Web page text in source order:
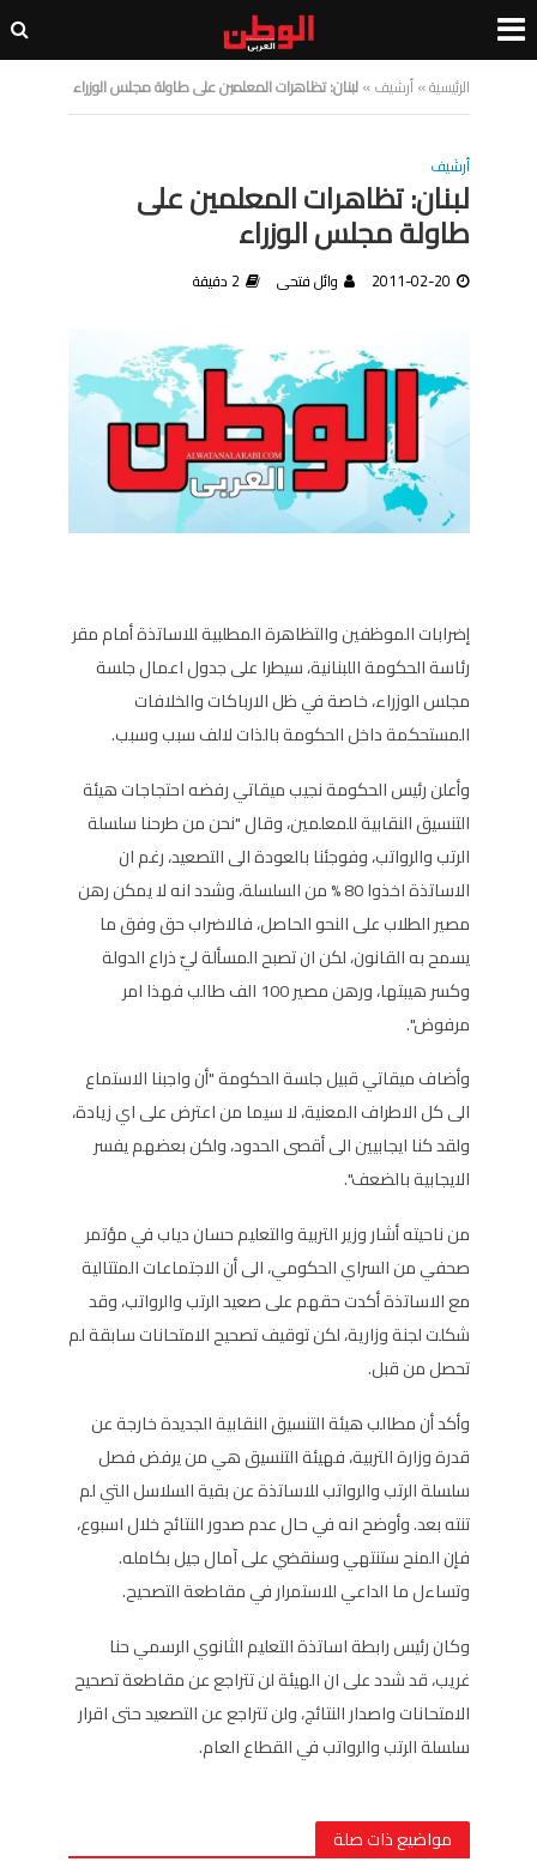
الرئيسية»أرشيف»لبنان: تظاهرات المعلمين على طاولة مجلس الوزراء
أرشيف
لبنان: تظاهرات المعلمين على
طاولة مجلس الوزراء
2011-02-20 وائل فتحى 2 دقيقة
إضرابات الموظفين والتظاهرة المطلبية للاساتذة أمام مقر
رئاسة الحكومة اللبنانية، سيطرا على جدول اعمال جلسة
مجلس الوزراء، خاصة في ظل الارباكات والخلافات
المستحكمة داخل الحكومة بالذات لالف سبب وسبب.
وأعلن رئيس الحكومة نجيب ميقاتي رفضه احتجاجات هيئة
التنسيق النقابية للمعلمين، وقال "نحن من طرحنا سلسلة
الرتب والرواتب، وفوجئنا بالعودة الى التصعيد، رغم ان
الاساتذة اخذوا 80 % من السلسلة، وشدد انه لا يمكن رهن
مصير الطلاب على النحو الحاصل، فالاضراب حق وفق ما
يسمح به القانون، لكن ان تصبح المسألة ليّ ذراع الدولة
وكسر هيبتها، ورهن مصير 100 الف طالب فهذا امر
مرفوض".
وأضاف ميقاتي قبيل جلسة الحكومة "أن واجبنا الاستماع
الى كل الاطراف المعنية، لا سيما من اعترض على اي زيادة،
ولقد كنا ايجابيين الى أقصى الحدود، ولكن بعضهم يفسر
الايجابية بالضعف".
من ناحيته أشار وزير التربية والتعليم حسان دياب في مؤتمر
صحفي من السراي الحكومي، الى أن الاجتماعات المتتالية
مع الاساتذة أكدت حقهم على صعيد الرتب والرواتب، وقد
شكلت لجنة وزارية، لكن توقيف تصحيح الامتحانات سابقة لم
تحصل من قبل.
وأكد أن مطالب هيئة التنسيق النقابية الجديدة خارجة عن
قدرة وزارة التربية، فهيئة التنسيق هي من يرفض فصل
سلسلة الرتب والرواتب للاساتذة عن بقية السلاسل التي لم
تنته بعد. وأوضح انه في حال عدم صدور النتائج خلال اسبوع،
فإن المنح ستنتهي وسنقضي على آمال جيل بكامله.
وتساءل ما الداعي للاستمرار في مقاطعة التصحيح.
وكان رئيس رابطة اساتذة التعليم الثانوي الرسمي حنا
غريب، قد شدد على ان الهيئة لن تتراجع عن مقاطعة تصحيح
الامتحانات واصدار النتائج، ولن تتراجع عن التصعيد حتى اقرار
سلسلة الرتب والرواتب في القطاع العام.
مواضيع ذات صلة